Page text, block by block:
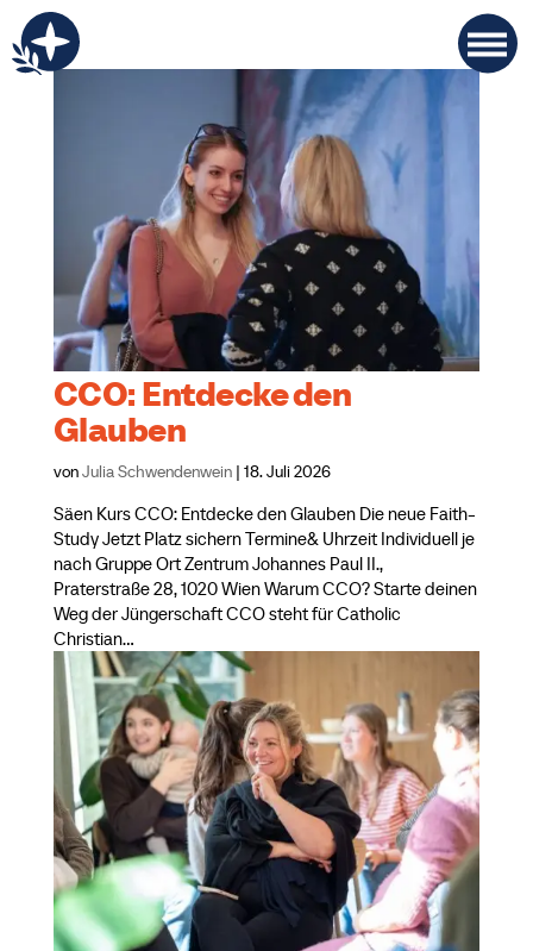
CCO: Entdecke den
Glauben
vonJulia Schwendenwein| 18. Juli 2026
Säen Kurs CCO: Entdecke den Glauben Die neue Faith-
Study Jetzt Platz sichern Termine& Uhrzeit Individuell je
nach Gruppe Ort Zentrum Johannes Paul II.,
Praterstraße 28, 1020 Wien Warum CCO? Starte deinen
Weg der Jüngerschaft CCO steht für Catholic
Christian...